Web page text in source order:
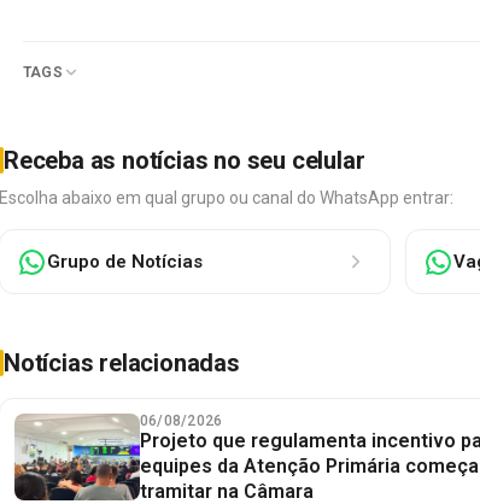
TAGS
Receba as notícias no seu celular
Escolha abaixo em qual grupo ou canal do WhatsApp entrar:
Grupo de Notícias
Notícias relacionadas
06/08/2026
Projeto que regulamenta incentivo
equipes da Atenção Primária
tramitar na Câmara